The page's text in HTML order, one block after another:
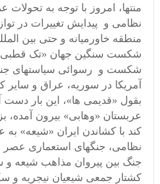
منتها، امروز با توجه به
نظامی و پیدایش تغییرات در
منطقه خاورمیانه و حتی بین
شکست سنگین جهان «تک
شکست و رسوائی سیاستهای
آمریکا در سوریه، عراق و
بقول «قدیمی ها»، این بار دست
عربستان «وهابی» بیرون
کند با کشاندن ایران «شیعه»
نظامی، جنگهای استعماری عصر
جنگ بین پیروان مذاهب شیعه و
کشتار جمعی شیعیان نیجریه و